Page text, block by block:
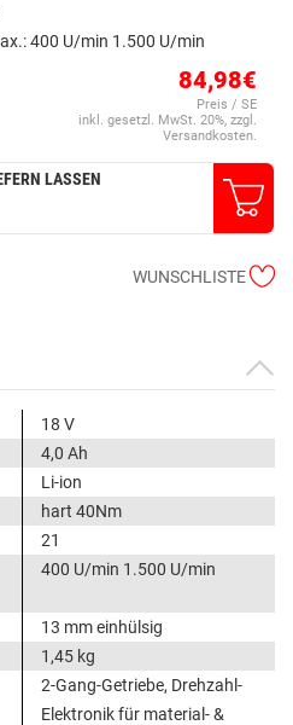
400 U/min 1.500 U/min
84,98€
Preis / SE
inkl. gesetzl. MwSt. 20%, zzgl.
Versandkosten.
LASSEN
WUNSCHLISTE
18 V
4,0 Ah
Li-ion
hart 40Nm
21
400 U/min 1.500 U/min
13 mm einhülsig
1,45 kg
2-Gang-Getriebe, Drehzahl-
Elektronik für material- &